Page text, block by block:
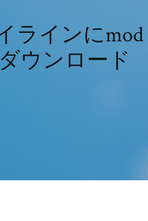
ラインにmod
ウンロード